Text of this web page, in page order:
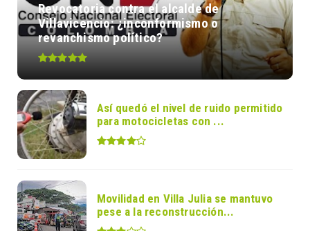
Revocatoria contra el alcalde de
Villavicencio: ¿inconformismo o
revanchismo político?
Así quedó el nivel de ruido permitido
para motocicletas con ...
Movilidad en Villa Julia se mantuvo
pese a la reconstrucción...